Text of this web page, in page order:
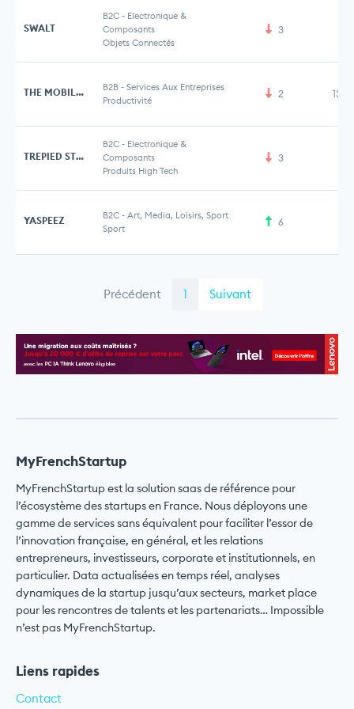
SWALT
B2C - Electronique &
Composants
Objets Connectés
3
THE MOBILE FIRST COMPANY B2B - Services Aux Entreprises
Productivité
2
TREPIED STORE
B2C - Electronique &
Composants
Produits High Tech
3
YASPEEZ B2C - Art, Media, Loisirs, Sport
Sport
6
Précédent 1 Suivant
MyFrenchStartup
MyFrenchStartup est la solution saas de référence pour
l’écosystème des startups en France. Nous déployons une
gamme de services sans équivalent pour faciliter l’essor de
l’innovation française, en général, et les relations
entrepreneurs, investisseurs, corporate et institutionnels, en
particulier. Data actualisées en temps réel, analyses
dynamiques de la startup jusqu’aux secteurs, market place
pour les rencontres de talents et les partenariats… Impossible
n’est pas MyFrenchStartup.
Liens rapides
Contact